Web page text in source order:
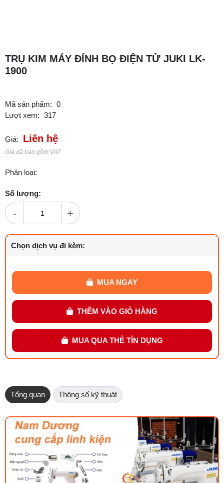
TRỤ KIM MÁY ĐÍNH BỌ ĐIỆN TỬ JUKI LK-
1900
Mã sản phẩm: 0
Lượt xem: 317
Giá: Liên hệ
Giá đã bao gồm VAT
Phân loại:
Số lượng:
- +
Chọn dịch vụ đi kèm:
MUA NGAY
THÊM VÀO GIỎ HÀNG
MUA QUA THẺ TÍN DỤNG
Tổng quan Thông số kỹ thuật